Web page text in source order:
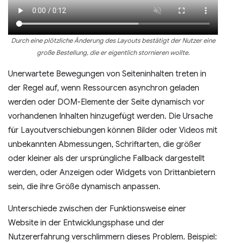
Durch eine plötzliche Änderung des Layouts bestätigt der Nutzer eine
große Bestellung, die er eigentlich stornieren wollte.
Unerwartete Bewegungen von Seiteninhalten treten in
der Regel auf, wenn Ressourcen asynchron geladen
werden oder DOM-Elemente der Seite dynamisch vor
vorhandenen Inhalten hinzugefügt werden. Die Ursache
für Layoutverschiebungen können Bilder oder Videos mit
unbekannten Abmessungen, Schriftarten, die größer
oder kleiner als der ursprüngliche Fallback dargestellt
werden, oder Anzeigen oder Widgets von Drittanbietern
sein, die ihre Größe dynamisch anpassen.
Unterschiede zwischen der Funktionsweise einer
Website in der Entwicklungsphase und der
Nutzererfahrung verschlimmern dieses Problem. Beispiel: